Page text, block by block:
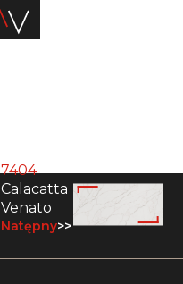
7404
Calacatta
Venato
Natępny>>